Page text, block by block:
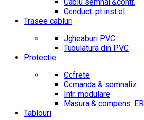
Cablu semnal.&contr.
Conduct. pt.inst.el.
Trasee cabluri
Jgheaburi PVC
Tubulatura din PVC
Protectie
Cofrete
Comanda & semnaliz.
Intr. modulare
Masura & compens. ER
Tablouri